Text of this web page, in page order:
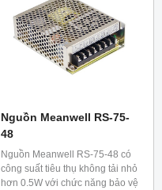
Nguồn Meanwell RS-75-
48
Nguồn Meanwell RS-75-48 có
công suất tiêu thụ không tải nhỏ
hơn 0.5W với chức năng bảo vệ